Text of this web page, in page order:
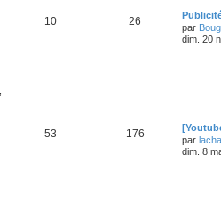
10 26
par
dim. 20
53 176
par
dim. 8